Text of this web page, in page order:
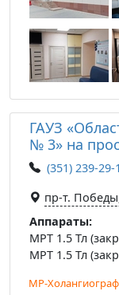
ГАУЗ
№ 3» на
(351) 239-29-
пр-т.
Аппараты:
МРТ 1.5 Тл
МРТ 1.5 Тл
МР-